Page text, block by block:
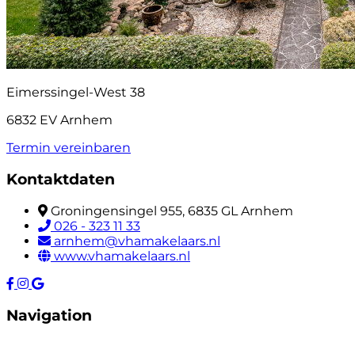
Eimerssingel-West 38
6832 EV Arnhem
Termin vereinbaren
Kontaktdaten
Groningensingel 955, 6835 GL Arnhem
026 - 323 11 33
arnhem@vhamakelaars.nl
www.vhamakelaars.nl
Navigation